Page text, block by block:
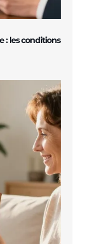
: les conditions